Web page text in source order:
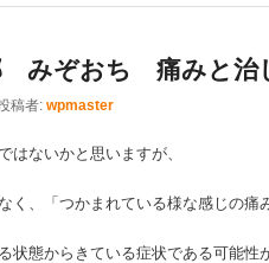
みぞおち 痛みと治
稿者: wpmaster
はないかと思いますが、
く、「つかまれている様な感じの痛
状態からきている症状である可能性